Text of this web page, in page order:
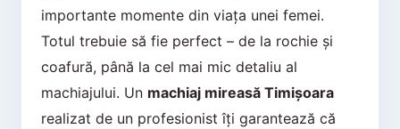
importante momente din viața unei femei.
Totul trebuie să fie perfect – de la rochie și
coafură, până la cel mai mic detaliu al
machiajului. Un machiaj mireasă Timișoara
realizat de un profesionist îți garantează că